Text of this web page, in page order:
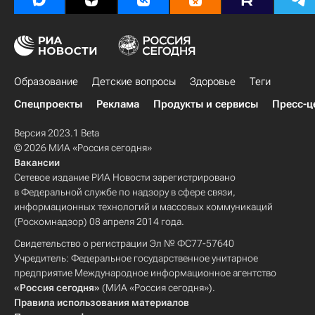
Образование Детские вопросы Здоровье
Теги
Спецпроекты
Реклама Продукты и сервисы Пресс-
Версия 2023.1 Beta
© 2026 МИА «Россия сегодня»
Вакансии
Сетевое издание РИА Новости зарегистрировано
в Федеральной службе по надзору в сфере связи,
информационных технологий и массовых коммуникаций
(Роскомнадзор) 08 апреля 2014 года.
Свидетельство о регистрации Эл № ФС77-57640
Учредитель: Федеральное государственное унитарное
предприятие Международное информационное агентство
«Россия сегодня» (МИА «Россия сегодня»).
Правила использования материалов